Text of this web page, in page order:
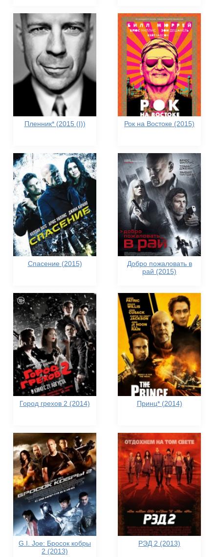
Пленник* (2015 (I)) Рок на Востоке (2015)
Спасение (2015)
Добро пожаловать в
рай (2015)
Город грехов 2 (2014) Принц* (2014)
G.I. Joe: Бросок кобры
2 (2013)
РЭД 2 (2013)